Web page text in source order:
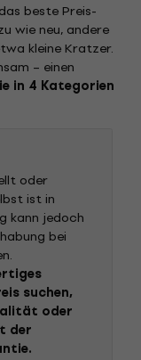
beste Preis-
wie neu, andere
kleine Kratzer.
– einen
in 4 Kategorien
oder
ist in
kann jedoch
bei
suchen,
oder
der